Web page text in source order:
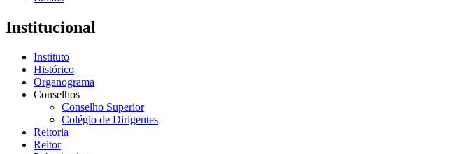
Institucional
Instituto
Histórico
Organograma
Conselhos
Conselho Superior
Colégio de Dirigentes
Reitoria
Reitor